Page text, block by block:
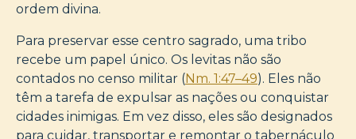
ordem divina.
Para preservar esse centro sagrado, uma tribo
recebe um papel único. Os levitas não são
contados no censo militar (Nm. 1:47–49). Eles não
têm a tarefa de expulsar as nações ou conquistar
cidades inimigas. Em vez disso, eles são designados
para cuidar, transportar e remontar o tabernáculo